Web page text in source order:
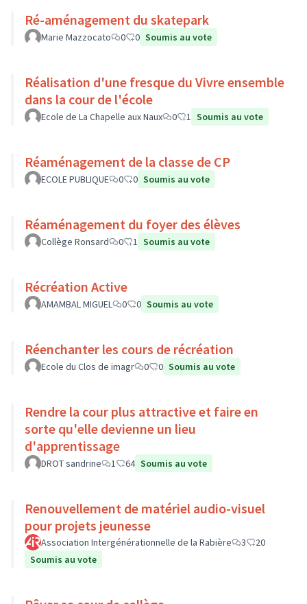
Ré-aménagement du skatepark
Marie Mazzocato 0 0 Soumis au vote
Réalisation d'une fresque du Vivre ensemble
dans la cour de l'école
Ecole de La Chapelle aux Naux 0 1 Soumis au vote
Réaménagement de la classe de CP
ECOLE PUBLIQUE 0 0 Soumis au vote
Réaménagement du foyer des élèves
Collège Ronsard 0 1 Soumis au vote
Récréation Active
AMAMBAL MIGUEL 0 0 Soumis au vote
Réenchanter les cours de récréation
Ecole du Clos de imagr 0 0 Soumis au vote
Rendre la cour plus attractive et faire en
sorte qu'elle devienne un lieu
d'apprentissage
DROT sandrine 1 64 Soumis au vote
Renouvellement de matériel audio-visuel
pour projets jeunesse
Association Intergénérationnelle de la Rabière 3
20
Soumis au vote